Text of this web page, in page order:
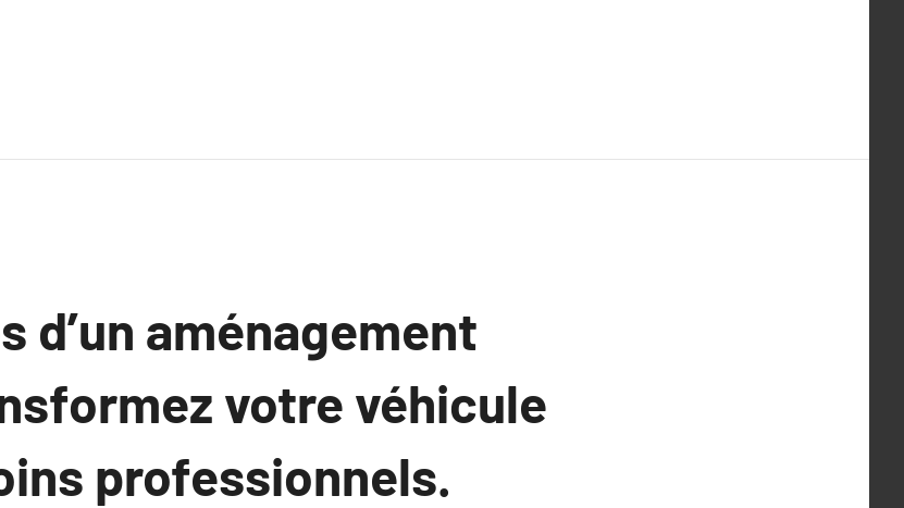
d’un aménagement
votre véhicule
professionnels.